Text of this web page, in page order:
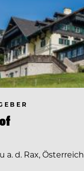
a. d. Rax, Österreich